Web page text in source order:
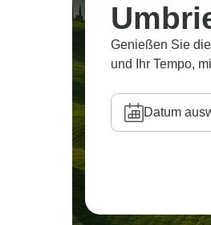
Genießen Sie
und Ihr Tempo,
Datum